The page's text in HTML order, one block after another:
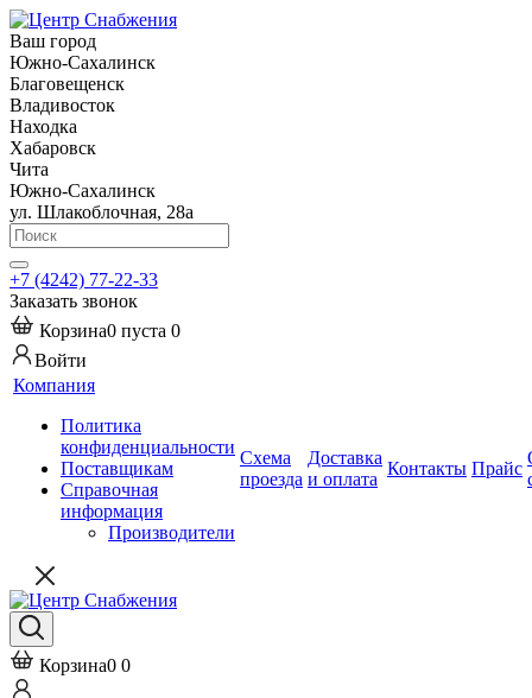
Ваш город
Южно-Сахалинск
Благовещенск
Владивосток
Находка
Хабаровск
Чита
Южно-Сахалинск
ул. Шлакоблочная, 28а
+7 (4242) 77-22-33
Заказать звонок
Корзина0 пуста 0
Войти
Компания
Политика
конфиденциальности
Поставщикам
Справочная
информация
Производители
Схема
проезда
Доставка
и оплата
Контакты Прайс
Корзина0 0